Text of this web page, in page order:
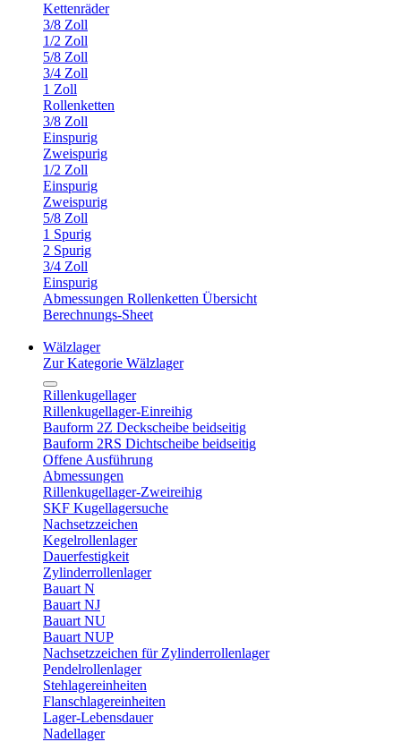
Kettenräder
3/8 Zoll
1/2 Zoll
5/8 Zoll
3/4 Zoll
1 Zoll
Rollenketten
3/8 Zoll
Einspurig
Zweispurig
1/2 Zoll
Einspurig
Zweispurig
5/8 Zoll
1 Spurig
2 Spurig
3/4 Zoll
Einspurig
Abmessungen Rollenketten Übersicht
Berechnungs-Sheet
Wälzlager
Zur Kategorie Wälzlager
Rillenkugellager
Rillenkugellager-Einreihig
Bauform 2Z Deckscheibe beidseitig
Bauform 2RS Dichtscheibe beidseitig
Offene Ausführung
Abmessungen
Rillenkugellager-Zweireihig
SKF Kugellagersuche
Nachsetzzeichen
Kegelrollenlager
Dauerfestigkeit
Zylinderrollenlager
Bauart N
Bauart NJ
Bauart NU
Bauart NUP
Nachsetzzeichen für Zylinderrollenlager
Pendelrollenlager
Stehlagereinheiten
Flanschlagereinheiten
Lager-Lebensdauer
Nadellager